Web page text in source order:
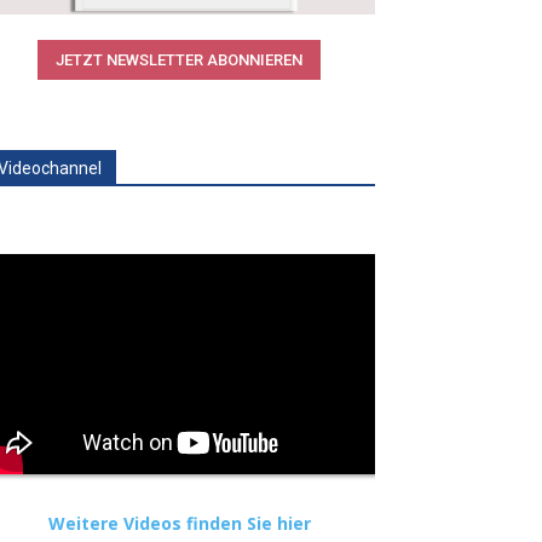
JETZT NEWSLETTER ABONNIEREN
Weitere Videos finden Sie hier